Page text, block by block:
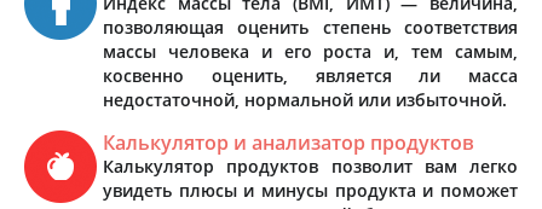
позволяющая оценить степень соответствия
массы человека и его роста и, тем самым,
косвенно оценить, является ли масса
недостаточной, нормальной или избыточной.
Калькулятор и анализатор продуктов
Калькулятор продуктов позволит вам легко
увидеть плюсы и минусы продукта и поможет